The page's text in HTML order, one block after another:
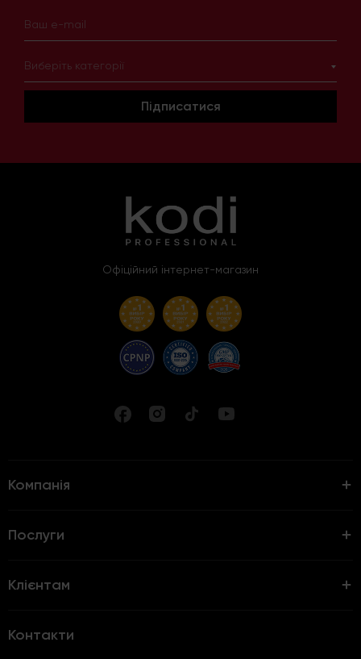
Виберіть категорії
Підписатися
Офіційний інтернет-магазин
Компанія
Послуги
Клієнтам
Контакти